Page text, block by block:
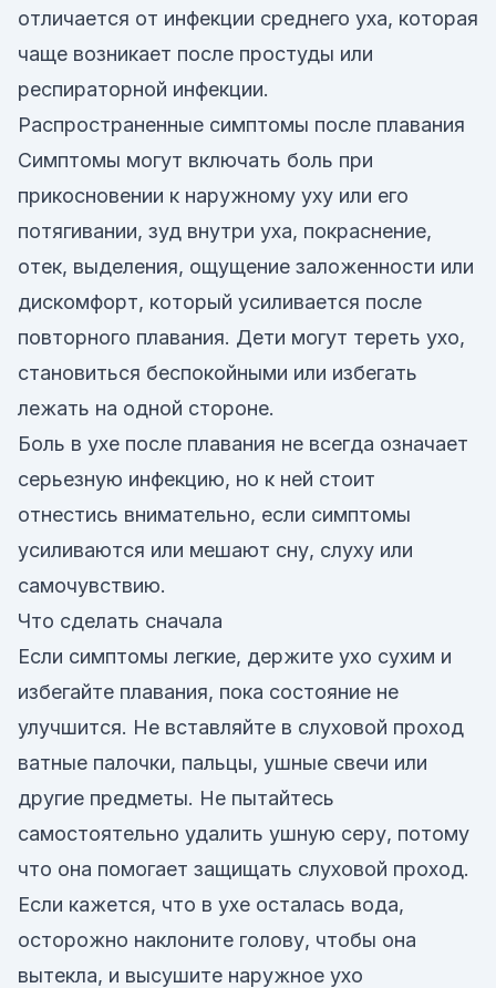
отличается от инфекции среднего уха, которая
чаще возникает после простуды или
респираторной инфекции.
Распространенные симптомы после плавания
Симптомы могут включать боль при
прикосновении к наружному уху или его
потягивании, зуд внутри уха, покраснение,
отек, выделения, ощущение заложенности или
дискомфорт, который усиливается после
повторного плавания. Дети могут тереть ухо,
становиться беспокойными или избегать
лежать на одной стороне.
Боль в ухе после плавания не всегда означает
серьезную инфекцию, но к ней стоит
отнестись внимательно, если симптомы
усиливаются или мешают сну, слуху или
самочувствию.
Что сделать сначала
Если симптомы легкие, держите ухо сухим и
избегайте плавания, пока состояние не
улучшится. Не вставляйте в слуховой проход
ватные палочки, пальцы, ушные свечи или
другие предметы. Не пытайтесь
самостоятельно удалить ушную серу, потому
что она помогает защищать слуховой проход.
Если кажется, что в ухе осталась вода,
осторожно наклоните голову, чтобы она
вытекла, и высушите наружное ухо